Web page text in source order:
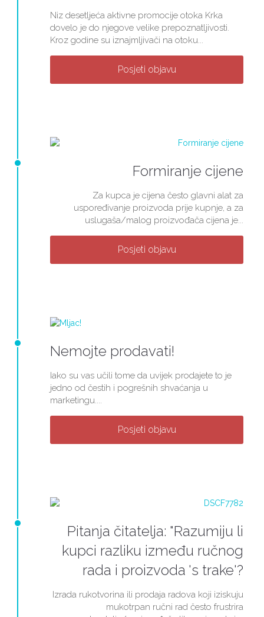
Niz desetljeća aktivne promocije otoka Krka
dovelo je do njegove velike prepoznatljivosti.
Kroz godine su iznajmljivači na otoku...
Posjeti objavu
Formiranje cijene
Za kupca je cijena često glavni alat za
uspoređivanje proizvoda prije kupnje, a za
uslugaša/malog proizvođača cijena je...
Posjeti objavu
Nemojte prodavati!
Iako su vas učili tome da uvijek prodajete to je
jedno od čestih i pogrešnih shvaćanja u
marketingu....
Posjeti objavu
Pitanja čitatelja: "Razumiju li
kupci razliku između ručnog
rada i proizvoda 's trake'?
Izrada rukotvorina ili prodaja radova koji iziskuju
mukotrpan ručni rad često frustrira